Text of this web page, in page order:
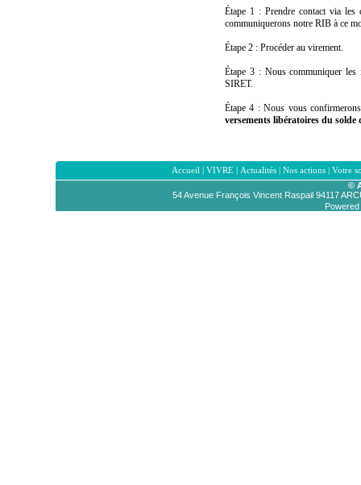
Étape 1 : Prendre contact via les
communiquerons notre RIB à ce
Étape 2 : Procéder au virement.
Étape 3 : Nous communiquer les
SIRET.
Étape 4 : Nous vous
versements libératoires du solde
Accueil |VIVRE | Actualités |Nos actions |Votre
©
54 Avenue François Vincent Raspail 94117